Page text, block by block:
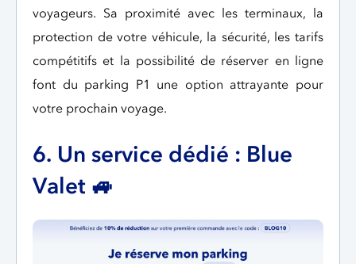
voyageurs. Sa proximité avec les terminaux, la
protection de votre véhicule, la sécurité, les tarifs
compétitifs et la possibilité de réserver en ligne
font du parking P1 une option attrayante pour
votre prochain voyage.
6. Un service dédié : Blue
Valet 🚙